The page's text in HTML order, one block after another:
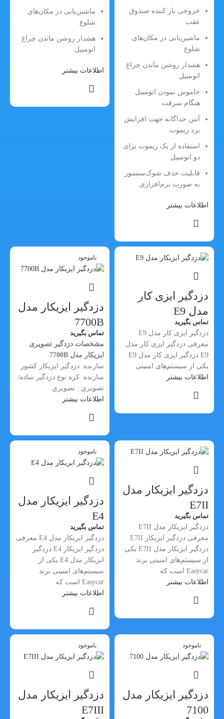
خروجی باز کننده صندوق
عقب
ماشین‌یابی در مکان‌های
شلوغ
هشدار روشن ماندن چراغ
اتومبیل
خاموش نمودن اتومبیل
هنگام سرقت
آنتن جداگانه جهت افزایش
برد ریموت
استفاده از یک ریموت برای
دو اتومبیل
قابلیت حذف شوک‌سنسور
به صورت نرم‌افزاری
اطلاعات بیشتر
ماشین‌یابی در مکان‌های
شلوغ
هشدار روشن ماندن چراغ
اتومبیل
اطلاعات بیشتر
دزدگیر ایزی کار
مدل E9
تماس بگیرید
دزدگیر ایزی کار مدل E9
معرفی دزدگیر ایزی کار مدل
E9 دزدگیر ایزی کار مدل E9
یکی از سیستم‌های امنیتی
اطلاعات بیشتر
ناموجود
دزدگیر ایزیکار مدل
7700B
تماس بگیرید
مشخصات دزدگير تصویری
ایزیکار مدل 7700B
سازنده: دزدگیر ایزیکار کشور
سازنده: کره نوع دزدگير ساده/
تصويري : تصويري
اطلاعات بیشتر
دزدگیر ایزیکار مدل
E7II
تماس بگیرید
دزدگیر ایزیکار مدل E7II
معرفی دزدگیر ایزیکار E7II
دزدگیر ایزیکار مدل E7II یکی
از سیستم‌های امنیتی برند
Easycar است که
اطلاعات بیشتر
ناموجود
دزدگیر ایزیکار مدل
E4
تماس بگیرید
دزدگیر ایزیکار مدل E4 معرفی
دزدگیر ایزیکار E4 دزدگیر
ایزیکار مدل E4 یکی از
سیستم‌های امنیتی برند
Easycar است که
اطلاعات بیشتر
ناموجود
دزدگیر ایزیکار مدل
7100
ناموجود
دزدگیر ایزیکار مدل
E7III